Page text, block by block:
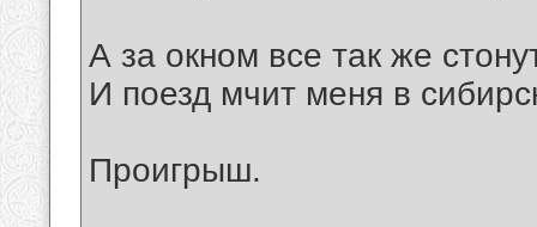
А за окном все так же
И поезд мчит меня в
Проигрыш.